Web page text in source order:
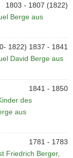
1803 - 1807 (1822)
Berge aus
1822) 1837 - 1841
David Berge aus
1841 - 1850
des
aus
1781 - 1783
Friedrich Berger,